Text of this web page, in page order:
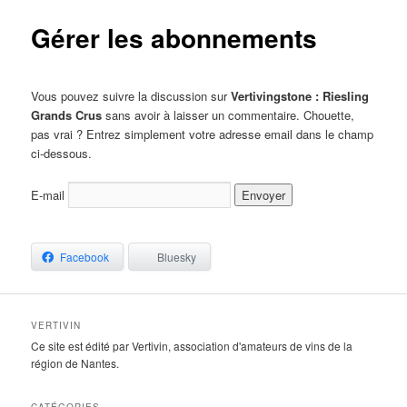
Gérer les abonnements
Vous pouvez suivre la discussion surVertivingstone : Riesling
Grands Crus sans avoir à laisser un commentaire. Chouette,
pas vrai ? Entrez simplement votre adresse email dans le champ
ci-dessous.
E-mail
Facebook Bluesky
VERTIVIN
Ce site est édité par Vertivin, association d'amateurs de vins de la
région de Nantes.